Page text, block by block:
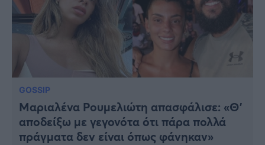
GOSSIP
Μαριαλένα Ρουμελιώτη απασφάλισε: «Θ’
αποδείξω με γεγονότα ότι πάρα πολλά
πράγματα δεν είναι όπως φάνηκαν»